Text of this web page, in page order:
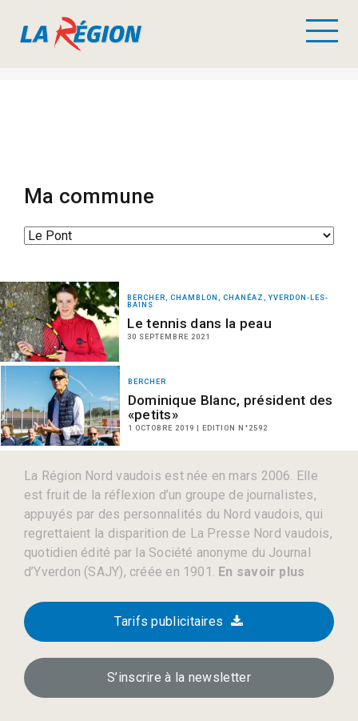
Ma commune
BERCHER, CHAMBLON, CHANÉAZ, YVERDON-LES-
BAINS
Le tennis dans la peau
30 SEPTEMBRE 2021
BERCHER
Dominique Blanc, président des
«petits»
1 OCTOBRE 2019 | EDITION N°2592
La Région Nord vaudois est née en mars 2006. Elle
est fruit de la réflexion d’un groupe de journalistes,
appuyés par des personnalités du Nord vaudois, qui
regrettaient la disparition de La Presse Nord vaudois,
quotidien édité par la Société anonyme du Journal
d’Yverdon (SAJY), créée en 1901. En savoir plus
Tarifs publicitaires
S’inscrire à la newsletter